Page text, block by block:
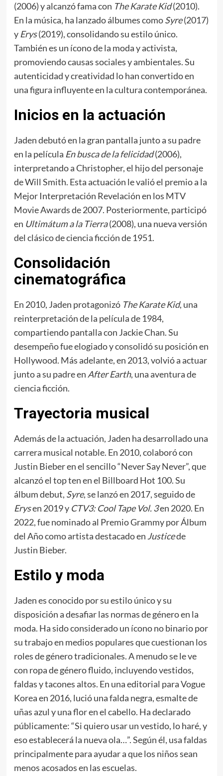
(2006) y alcanzó fama con The Karate Kid(2010).
En la música, ha lanzado álbumes comoSyre(2017)
y Erys(2019), consolidando su estilo único.
También es un ícono de la moda y activista,
promoviendo causas sociales y ambientales. Su
autenticidad y creatividad lo han convertido en
una figura influyente en la cultura contemporánea.
Inicios en la actuación
Jaden debutó en la gran pantalla junto a su padre
en la película En busca de la felicidad(2006),
interpretando a Christopher, el hijo del personaje
de Will Smith. Esta actuación le valió el premio a la
Mejor Interpretación Revelación en los MTV
Movie Awards de 2007. Posteriormente, participó
en Ultimátum a la Tierra(2008), una nueva versión
del clásico de ciencia ficción de 1951.
Consolidación
cinematográfica
En 2010, Jaden protagonizó The Karate Kid, una
reinterpretación de la película de 1984,
compartiendo pantalla con Jackie Chan. Su
desempeño fue elogiado y consolidó su posición en
Hollywood. Más adelante, en 2013, volvió a actuar
junto a su padre en After Earth, una aventura de
ciencia ficción.
Trayectoria musical
Además de la actuación, Jaden ha desarrollado una
carrera musical notable. En 2010, colaboró con
Justin Bieber en el sencillo “Never Say Never”, que
alcanzó el top ten en el Billboard Hot 100. Su
álbum debut, Syre, se lanzó en 2017, seguido de
Erysen 2019 y CTV3: Cool Tape Vol. 3en 2020. En
2022, fue nominado al Premio Grammy por Álbum
del Año como artista destacado en Justicede
Justin Bieber.
Estilo y moda
Jaden es conocido por su estilo único y su
disposición a desafiar las normas de género en la
moda. Ha sido considerado un ícono no binario por
su trabajo en medios populares que cuestionan los
roles de género tradicionales. A menudo se le ve
con ropa de género fluido, incluyendo vestidos,
faldas y tacones altos. En una editorial para Vogue
Korea en 2016, lució una falda negra, esmalte de
uñas azul y una flor en el cabello. Ha declarado
públicamente: “Si quiero usar un vestido, lo haré, y
eso establecerá la nueva ola…”. Según él, usa faldas
principalmente para ayudar a que los niños sean
menos acosados en las escuelas.